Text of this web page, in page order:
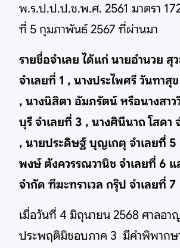
พ.ร.ป.ป.ป.ช.พ.ศ. 2561 มาตรา
ที่ 5 กุมภาพันธ์ 2567 ที่ผ่านมา
รายชื่อจำเลย ได้แก่ นายอำนวย สุ
จำเลยที่ 1 , นางประไพศรี วันทาสุ
, นางนิสิตา อัมภรัตน์ หรือนางสา
บุรี จำเลยที่ 3 , นางศินีนาถ โสดา
, นายประดิษฐ์ บุญเกตุ จำเลยที่ 5
พงษ์ ตังควรรณวานิช จำเลยที่ 6
จำกัด ฑีฆะทราเวล กรุ๊ป จำเลยที่ 7
เมื่อวันที่ 4 มิถุนายน 2568 ศาลอา
ประพฤติมิชอบภาค 3 มีคำพิพากษา